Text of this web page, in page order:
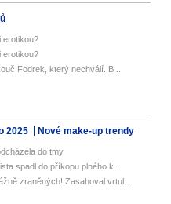
erotikou?
erotikou?
Fodrek, který nechválí. B...
2025 Nové make-up trendy
do tmy
spadl do příkopu plného k...
zraněných! Zasahoval vrtul...